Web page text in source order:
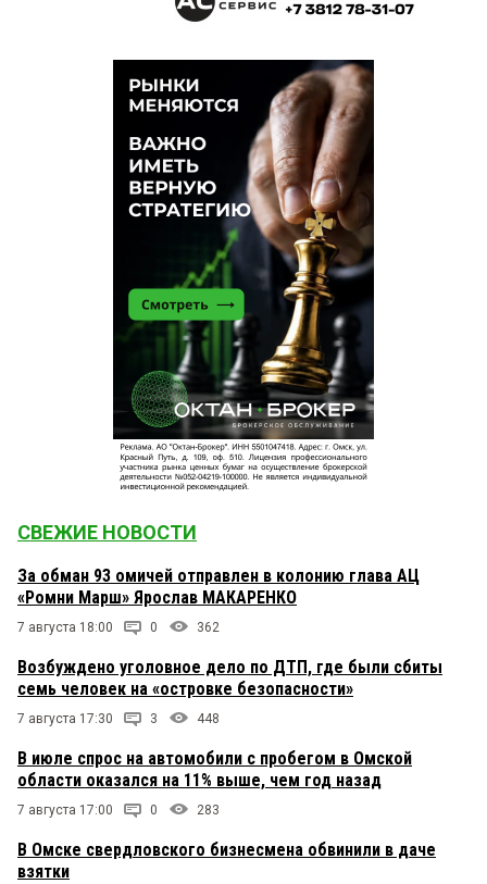
СВЕЖИЕ НОВОСТИ
За обман 93 омичей отправлен в колонию глава АЦ
«Ромни Марш» Ярослав МАКАРЕНКО
7 августа 18:00 0 362
Возбуждено уголовное дело по ДТП, где были сбиты
семь человек на «островке безопасности»
7 августа 17:30 3 448
В июле спрос на автомобили с пробегом в Омской
области оказался на 11% выше, чем год назад
7 августа 17:00 0 283
В Омске свердловского бизнесмена обвинили в даче
взятки